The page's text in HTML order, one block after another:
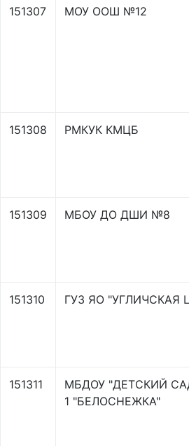
151307 МОУ ООШ №12
151308 РМКУК КМЦБ
151309 МБОУ ДО ДШИ №8
151310 ГУЗ ЯО "УГЛИЧСКАЯ
151311
МБДОУ "ДЕТСКИЙ
1 "БЕЛОСНЕЖКА"